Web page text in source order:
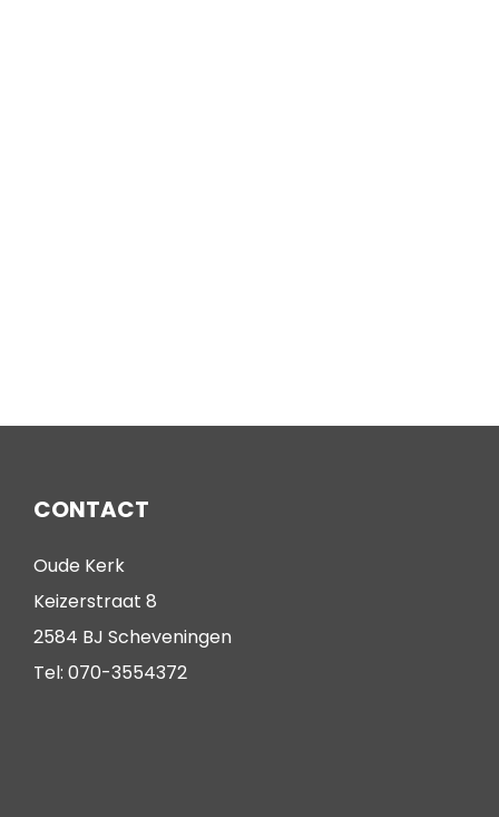
CONTACT
Oude Kerk
Keizerstraat 8
2584 BJ Scheveningen
Tel: 070-3554372